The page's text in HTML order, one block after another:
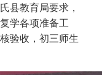
县教育局要求，
学各项准备工
验收，初三师生